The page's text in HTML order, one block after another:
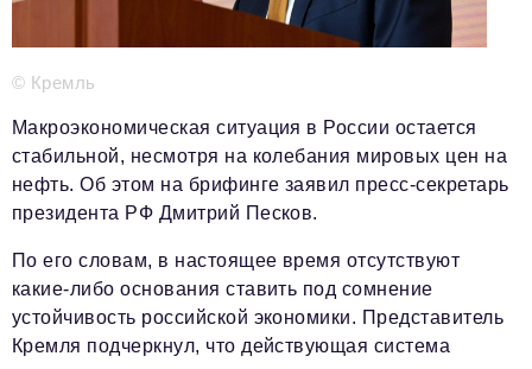
Отдел распространения/редакционная подписка
podpiska@business-magazine.online
Отдел по работе с партнерами
© Кремль
Макроэкономическая ситуация в России остается
стабильной, несмотря на колебания мировых цен на
нефть. Об этом на брифинге заявил пресс-секретарь
президента РФ Дмитрий Песков.
По его словам, в настоящее время отсутствуют
какие-либо основания ставить под сомнение
устойчивость российской экономики. Представитель
Кремля подчеркнул, что действующая система